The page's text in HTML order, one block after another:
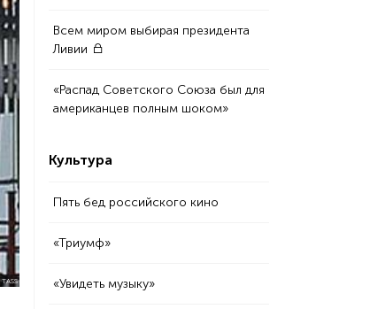
TASS
Всем миром выбирая президента
Ливии
«Распад Советского Союза был для
американцев полным шоком»
Культура
Пять бед российского кино
«Триумф»
«Увидеть музыку»